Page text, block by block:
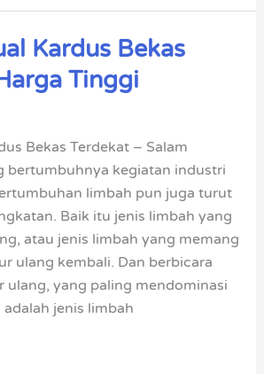
Kardus Bekas
Tinggi
Bekas Terdekat – Salam
bertumbuhnya kegiatan industri
limbah pun juga turut
Baik itu jenis limbah yang
atau jenis limbah yang memang
ulang kembali. Dan berbicara
ulang, yang paling mendominasi
jenis limbah